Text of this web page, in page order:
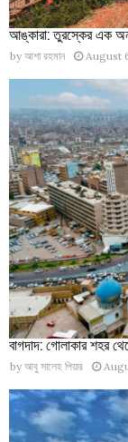
আঙ্কারা: তুরস্কের এক
by আশা রহমান August
বাগদাদ: গোলাকার শহর
by আবু সালেহ পিয়ার